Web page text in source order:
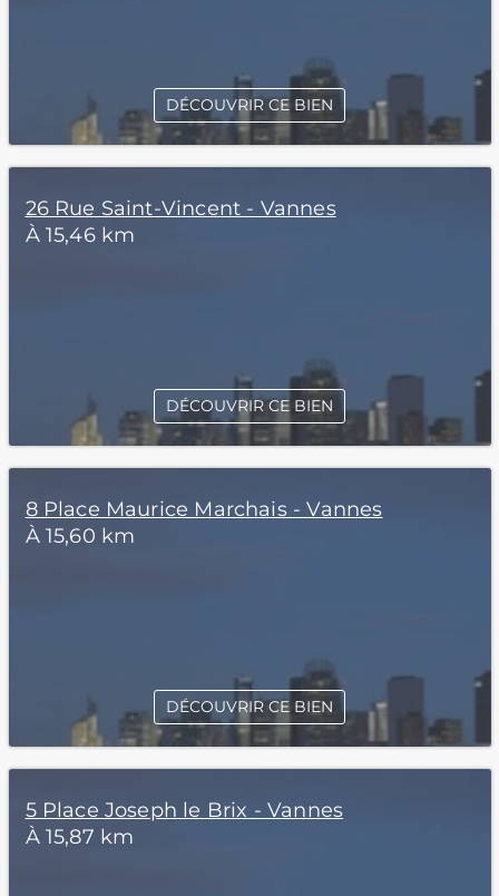
DÉCOUVRIR CE BIEN
26 Rue Saint-Vincent - Vannes
À 15,46 km
DÉCOUVRIR CE BIEN
8 Place Maurice Marchais - Vannes
À 15,60 km
DÉCOUVRIR CE BIEN
5 Place Joseph le Brix - Vannes
À 15,87 km